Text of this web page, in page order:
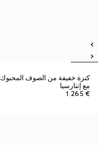
كنزة خفيفة من الصوف المحبوك
مع إنتارسيا
€ 1.265